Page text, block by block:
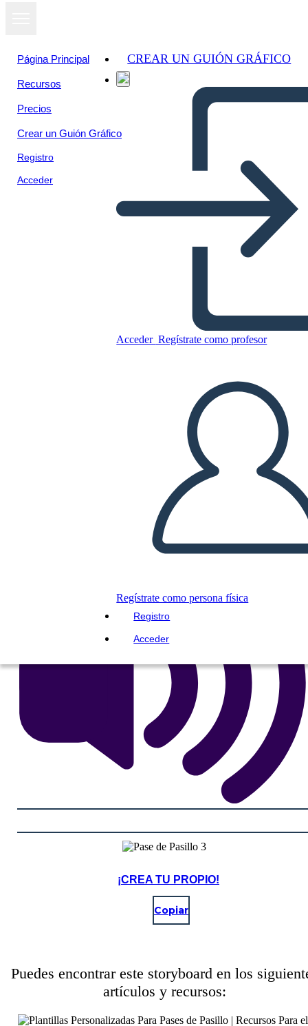
Página Principal
Recursos
Precios
Crear un Guión Gráfico
Registro
Acceder
CREAR UN GUIÓN GRÁFICO
Acceder Regístrate como profesor
Regístrate como persona física
Registro
Acceder
Pase de Pasillo 3
Copie este guión gráfico
CREAR UN GUIÓN GRÁFICO
JUEGO DE DIAPOSITIVAS
¡CREA TU PROPIO!
Copiar
Puedes encontrar este storyboard en los
artículos y recursos: